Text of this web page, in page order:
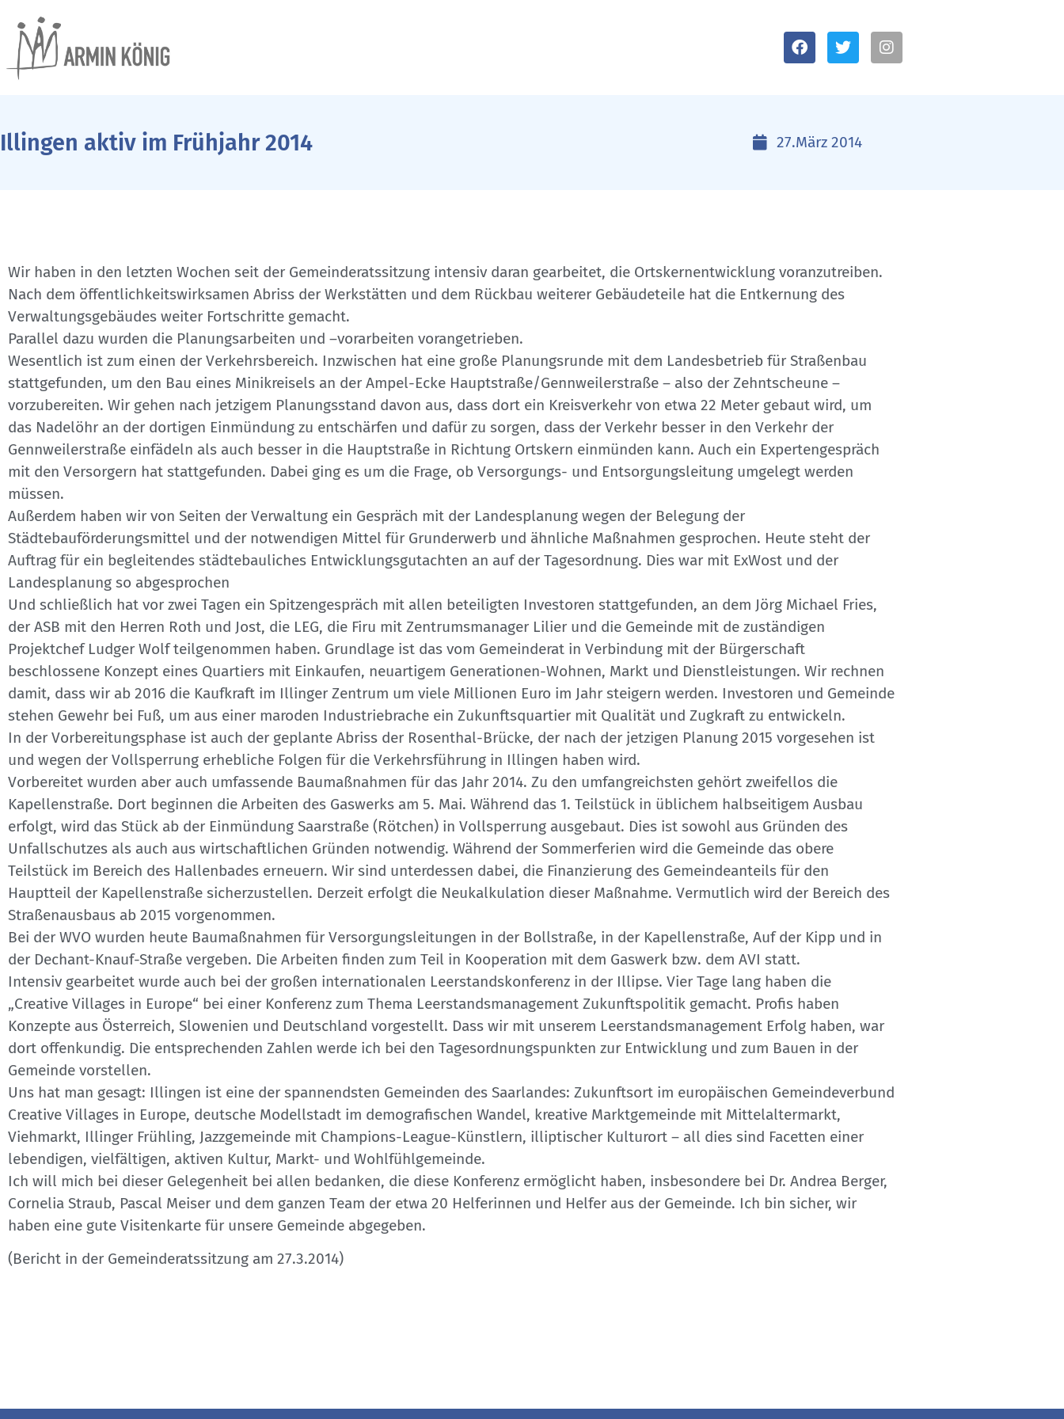
Illingen aktiv im Frühjahr 2014 27.März 2014
Wir haben in den letzten Wochen seit der Gemeinderatssitzung intensiv daran gearbeitet, die Ortskernentwicklung voranzutreiben.
Nach dem öffentlichkeitswirksamen Abriss der Werkstätten und dem Rückbau weiterer Gebäudeteile hat die Entkernung des
Verwaltungsgebäudes weiter Fortschritte gemacht.
Parallel dazu wurden die Planungsarbeiten und –vorarbeiten vorangetrieben.
Wesentlich ist zum einen der Verkehrsbereich. Inzwischen hat eine große Planungsrunde mit dem Landesbetrieb für Straßenbau
stattgefunden, um den Bau eines Minikreisels an der Ampel-Ecke Hauptstraße/Gennweilerstraße – also der Zehntscheune –
vorzubereiten. Wir gehen nach jetzigem Planungsstand davon aus, dass dort ein Kreisverkehr von etwa 22 Meter gebaut wird, um
das Nadelöhr an der dortigen Einmündung zu entschärfen und dafür zu sorgen, dass der Verkehr besser in den Verkehr der
Gennweilerstraße einfädeln als auch besser in die Hauptstraße in Richtung Ortskern einmünden kann. Auch ein Expertengespräch
mit den Versorgern hat stattgefunden. Dabei ging es um die Frage, ob Versorgungs- und Entsorgungsleitung umgelegt werden
müssen.
Außerdem haben wir von Seiten der Verwaltung ein Gespräch mit der Landesplanung wegen der Belegung der
Städtebauförderungsmittel und der notwendigen Mittel für Grunderwerb und ähnliche Maßnahmen gesprochen. Heute steht der
Auftrag für ein begleitendes städtebauliches Entwicklungsgutachten an auf der Tagesordnung. Dies war mit ExWost und der
Landesplanung so abgesprochen
Und schließlich hat vor zwei Tagen ein Spitzengespräch mit allen beteiligten Investoren stattgefunden, an dem Jörg Michael Fries,
der ASB mit den Herren Roth und Jost, die LEG, die Firu mit Zentrumsmanager Lilier und die Gemeinde mit de zuständigen
Projektchef Ludger Wolf teilgenommen haben. Grundlage ist das vom Gemeinderat in Verbindung mit der Bürgerschaft
beschlossene Konzept eines Quartiers mit Einkaufen, neuartigem Generationen-Wohnen, Markt und Dienstleistungen. Wir rechnen
damit, dass wir ab 2016 die Kaufkraft im Illinger Zentrum um viele Millionen Euro im Jahr steigern werden. Investoren und Gemeinde
stehen Gewehr bei Fuß, um aus einer maroden Industriebrache ein Zukunftsquartier mit Qualität und Zugkraft zu entwickeln.
In der Vorbereitungsphase ist auch der geplante Abriss der Rosenthal-Brücke, der nach der jetzigen Planung 2015 vorgesehen ist
und wegen der Vollsperrung erhebliche Folgen für die Verkehrsführung in Illingen haben wird.
Vorbereitet wurden aber auch umfassende Baumaßnahmen für das Jahr 2014. Zu den umfangreichsten gehört zweifellos die
Kapellenstraße. Dort beginnen die Arbeiten des Gaswerks am 5. Mai. Während das 1. Teilstück in üblichem halbseitigem Ausbau
erfolgt, wird das Stück ab der Einmündung Saarstraße (Rötchen) in Vollsperrung ausgebaut. Dies ist sowohl aus Gründen des
Unfallschutzes als auch aus wirtschaftlichen Gründen notwendig. Während der Sommerferien wird die Gemeinde das obere
Teilstück im Bereich des Hallenbades erneuern. Wir sind unterdessen dabei, die Finanzierung des Gemeindeanteils für den
Hauptteil der Kapellenstraße sicherzustellen. Derzeit erfolgt die Neukalkulation dieser Maßnahme. Vermutlich wird der Bereich des
Straßenausbaus ab 2015 vorgenommen.
Bei der WVO wurden heute Baumaßnahmen für Versorgungsleitungen in der Bollstraße, in der Kapellenstraße, Auf der Kipp und in
der Dechant-Knauf-Straße vergeben. Die Arbeiten finden zum Teil in Kooperation mit dem Gaswerk bzw. dem AVI statt.
Intensiv gearbeitet wurde auch bei der großen internationalen Leerstandskonferenz in der Illipse. Vier Tage lang haben die
„Creative Villages in Europe“ bei einer Konferenz zum Thema Leerstandsmanagement Zukunftspolitik gemacht. Profis haben
Konzepte aus Österreich, Slowenien und Deutschland vorgestellt. Dass wir mit unserem Leerstandsmanagement Erfolg haben, war
dort offenkundig. Die entsprechenden Zahlen werde ich bei den Tagesordnungspunkten zur Entwicklung und zum Bauen in der
Gemeinde vorstellen.
Uns hat man gesagt: Illingen ist eine der spannendsten Gemeinden des Saarlandes: Zukunftsort im europäischen Gemeindeverbund
Creative Villages in Europe, deutsche Modellstadt im demografischen Wandel, kreative Marktgemeinde mit Mittelaltermarkt,
Viehmarkt, Illinger Frühling, Jazzgemeinde mit Champions-League-Künstlern, illiptischer Kulturort – all dies sind Facetten einer
lebendigen, vielfältigen, aktiven Kultur, Markt- und Wohlfühlgemeinde.
Ich will mich bei dieser Gelegenheit bei allen bedanken, die diese Konferenz ermöglicht haben, insbesondere bei Dr. Andrea Berger,
Cornelia Straub, Pascal Meiser und dem ganzen Team der etwa 20 Helferinnen und Helfer aus der Gemeinde. Ich bin sicher, wir
haben eine gute Visitenkarte für unsere Gemeinde abgegeben.
(Bericht in der Gemeinderatssitzung am 27.3.2014)